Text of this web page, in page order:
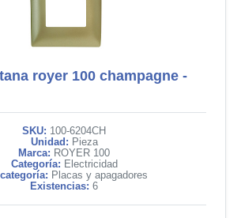
royer 100 champagne -
SKU: 100-6204CH
Unidad: Pieza
Marca: ROYER 100
Categoría: Electricidad
Placas y apagadores
Existencias: 6